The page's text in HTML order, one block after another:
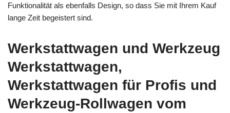
Funktionalität als ebenfalls Design, so dass Sie mit Ihrem Kauf
lange Zeit begeistert sind.
Werkstattwagen und Werkzeug
Werkstattwagen,
Werkstattwagen für Profis und
Werkzeug-Rollwagen vom